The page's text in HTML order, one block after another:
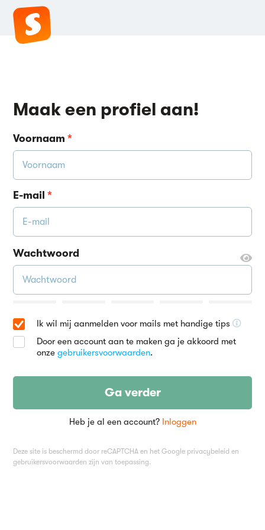
Maak een profiel aan!
Voornaam*
E-mail*
Wachtwoord
Ik wil mij aanmelden voor mails met handige tips
Door een account aan te maken ga je akkoord met
onzegebruikersvoorwaarden.
Deze site is beschermd door reCAPTCHA en het Google privacybeleid en
gebruikersvoorwaarden zijn van toepassing.
Ga verder
Heb je al een account? Inloggen